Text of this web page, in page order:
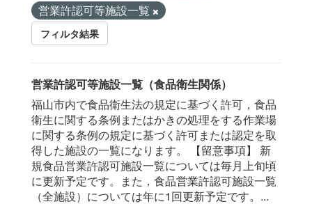
営業許認可等施設一覧
フィルタ結果
営業許認可等施設一覧（食品衛生関係）
福山市内で食品衛生法の規定に基づく許可，食品
衛生に関する条例またはかきの処理をする作業場
に関する条例の規定に基づく許可または認定を取
得した施設の一覧になります。 【留意事項】 新
規食品営業許認可施設一覧については毎月上旬頃
に更新予定です。また，食品営業許認可施設一覧
（全施設）については年に1回更新予定です。...